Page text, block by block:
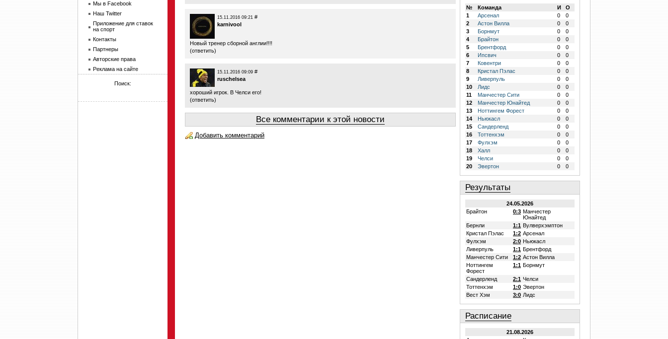
15.11.2016 09:21 #
karnivool
Новый тренер сборной англии!!!!
(ответить)
15.11.2016 09:09 #
ruschelsea
хороший игрок. В Челси его!
(ответить)
Все комментарии к этой новости
Добавить комментарий
№ Команда И
О
1
Арсенал 0
0
2
Астон Вилла 0
0
3
Борнмут 0
0
4
Брайтон 0
0
5
Брентфорд 0
0
6
Ипсвич 0
0
7
Ковентри 0
0
8
Кристал Пэлас 0
0
9
Ливерпуль 0
0
10
Лидс 0
0
11
Манчестер Сити 0
0
12
Манчестер Юнайтед 0
0
13
Ноттингем Форест 0
0
14
Ньюкасл 0
0
15
Сандерленд 0
0
16
Тоттенхэм 0
0
17
Фулхэм 0
0
18
Халл 0
0
19
Челси 0
0
20
Эвертон 0 0
Результаты
24.05.2026
Брайтон
0:3 Манчестер
Юнайтед
Бернли
1:1 Вулверхэмптон
Кристал Пэлас
1:2 Арсенал
Фулхэм
2:0 Ньюкасл
Ливерпуль
1:1 Брентфорд
Манчестер Сити
1:2 Астон Вилла
Ноттингем
Форест
1:1 Борнмут
Сандерленд 2:1 Челси
Тоттенхэм
1:0 Эвертон
Вест Хэм
3:0 Лидс
Расписание
21.08.2026
Мы в Facebook
Наш Twitter
Приложение для ставок
на спорт
Контакты
Партнеры
Авторские права
Реклама на сайте
Поиск: